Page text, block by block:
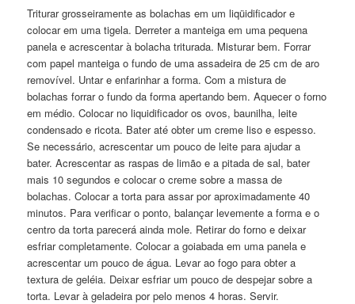
Triturar grosseiramente as bolachas em um liqüidificador e
colocar em uma tigela. Derreter a manteiga em uma pequena
panela e acrescentar à bolacha triturada. Misturar bem. Forrar
com papel manteiga o fundo de uma assadeira de 25 cm de aro
removível. Untar e enfarinhar a forma. Com a mistura de
bolachas forrar o fundo da forma apertando bem. Aquecer o forno
em médio. Colocar no liquidificador os ovos, baunilha, leite
condensado e ricota. Bater até obter um creme liso e espesso.
Se necessário, acrescentar um pouco de leite para ajudar a
bater. Acrescentar as raspas de limão e a pitada de sal, bater
mais 10 segundos e colocar o creme sobre a massa de
bolachas. Colocar a torta para assar por aproximadamente 40
minutos. Para verificar o ponto, balançar levemente a forma e o
centro da torta parecerá ainda mole. Retirar do forno e deixar
esfriar completamente. Colocar a goiabada em uma panela e
acrescentar um pouco de água. Levar ao fogo para obter a
textura de geléia. Deixar esfriar um pouco de despejar sobre a
torta. Levar à geladeira por pelo menos 4 horas. Servir.